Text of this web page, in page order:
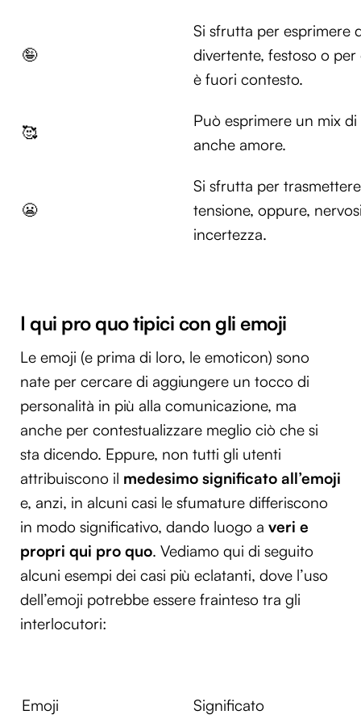
🤪
Si sfrutta per esprimere
divertente, festoso o
è fuori contesto.
🥰
Può esprimere un mix
anche amore.
😬
Si sfrutta per
tensione, oppure,
incertezza.
I qui pro quo tipici con gli emoji
Le emoji (e prima di loro, le emoticon) sono
nate per cercare di aggiungere un tocco di
personalità in più alla comunicazione, ma
anche per contestualizzare meglio ciò che si
sta dicendo. Eppure, non tutti gli utenti
attribuiscono il medesimo significato all’emoji
e, anzi, in alcuni casi le sfumature differiscono
in modo significativo, dando luogo a veri e
propri qui pro quo. Vediamo qui di seguito
alcuni esempi dei casi più eclatanti, dove l’uso
dell’emoji potrebbe essere frainteso tra gli
interlocutori:
Emoji Significato